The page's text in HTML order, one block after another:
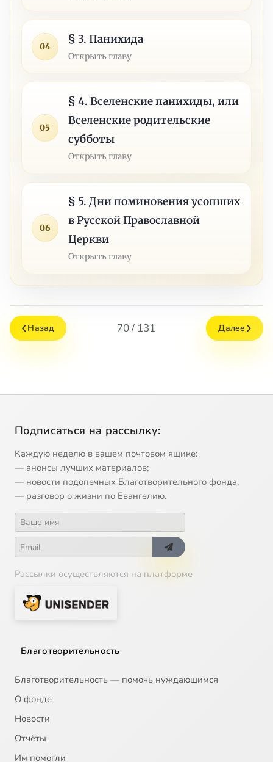
04
§ 3. Панихида
Открыть главу
05
§ 4. Вселенские панихиды, или
Вселенские родительские
субботы
Открыть главу
06
§ 5. Дни поминовения усопших
в Русской Православной
Церкви
Открыть главу
Назад 70 / 131 Далее
Подписаться на рассылку:
Каждую неделю в вашем почтовом ящике:
— анонсы лучших материалов;
— новости подопечных Благотворительного фонда;
— разговор о жизни по Евангелию.
Рассылки осуществляются на платформе
Благотворительность
Благотворительность — помочь нуждающимся
О фонде
Новости
Отчёты
Им помогли